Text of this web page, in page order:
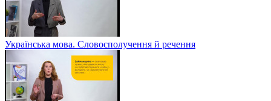
Українська мова. Словосполучення й речення